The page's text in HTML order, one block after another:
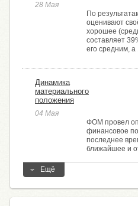
28 Мая
По
оценивают
хорошее
составляет
его средним,
Динамика
материального
положения
04 Мая
ФОМ провел
финансовое
последнее
ближайшее и
Ещё